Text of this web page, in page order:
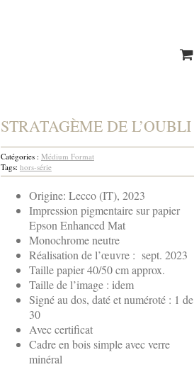
STRATAGÈME DE L’OUBLI
Catégories : Médium Format
Tags: hors-série
Origine: Lecco (IT), 2023
Impression pigmentaire sur papier
Epson Enhanced Mat
Monochrome neutre
Réalisation de l’œuvre : sept. 2023
Taille papier 40/50 cm approx.
Taille de l’image : idem
Signé au dos, daté et numéroté : 1 de
30
Avec certificat
Cadre en bois simple avec verre
minéral